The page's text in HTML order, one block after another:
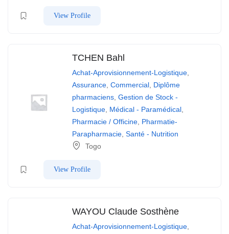
View Profile
TCHEN Bahl
Achat-Aprovisionnement-Logistique,
Assurance, Commercial, Diplôme
pharmaciens, Gestion de Stock -
Logistique, Médical - Paramédical,
Pharmacie / Officine, Pharmatie-
Parapharmacie, Santé - Nutrition
Togo
View Profile
WAYOU Claude Sosthène
Achat-Aprovisionnement-Logistique,